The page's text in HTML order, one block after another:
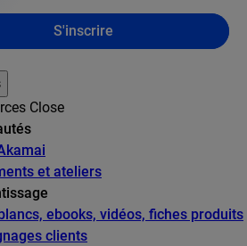
S'inscrire
Close
et ateliers
ebooks, vidéos, fiches produits
clients